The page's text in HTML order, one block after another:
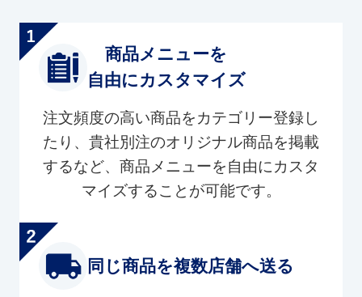
商品メニューを
自由にカスタマイズ
注文頻度の高い商品をカテゴリー登録し
たり、貴社別注のオリジナル商品を掲載
するなど、商品メニューを自由にカスタ
マイズすることが可能です。
同じ商品を複数店舗へ送る